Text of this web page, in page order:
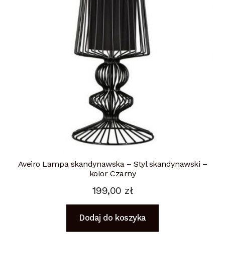
Aveiro Lampa skandynawska – Styl skandynawski –
kolor Czarny
199,00 zł
Dodaj do koszyka